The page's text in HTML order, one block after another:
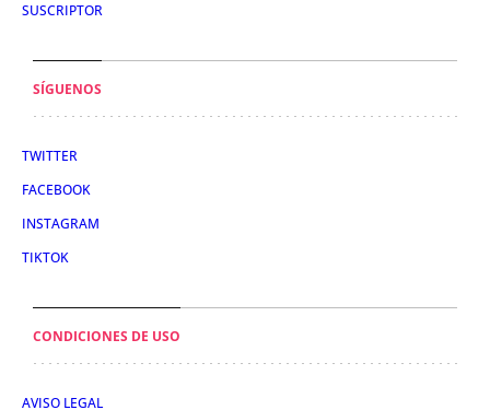
SUSCRIPTOR
SÍGUENOS
TWITTER
FACEBOOK
INSTAGRAM
TIKTOK
CONDICIONES DE USO
AVISO LEGAL